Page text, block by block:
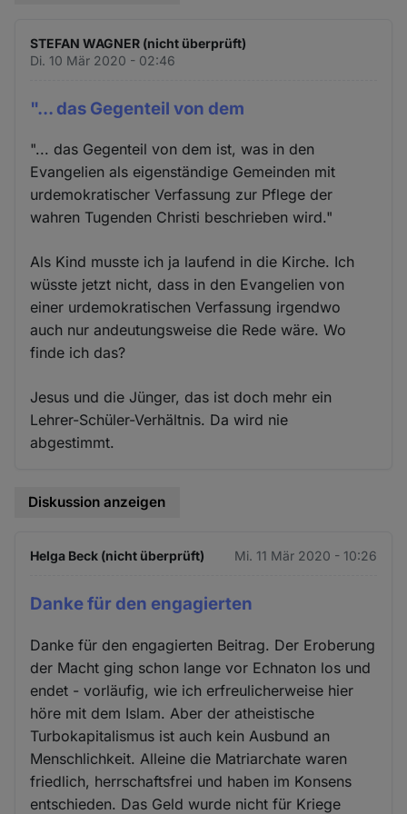
STEFAN WAGNER (nicht überprüft)
Di. 10 Mär 2020 - 02:46
"... das Gegenteil von dem
"... das Gegenteil von dem ist, was in den
Evangelien als eigenständige Gemeinden mit
urdemokratischer Verfassung zur Pflege der
wahren Tugenden Christi beschrieben wird."
Als Kind musste ich ja laufend in die Kirche. Ich
wüsste jetzt nicht, dass in den Evangelien von
einer urdemokratischen Verfassung irgendwo
auch nur andeutungsweise die Rede wäre. Wo
finde ich das?
Jesus und die Jünger, das ist doch mehr ein
Lehrer-Schüler-Verhältnis. Da wird nie
abgestimmt.
Diskussion anzeigen
Helga Beck (nicht überprüft) Mi. 11 Mär 2020 - 10:26
Danke für den engagierten
Danke für den engagierten Beitrag. Der Eroberung
der Macht ging schon lange vor Echnaton los und
endet - vorläufig, wie ich erfreulicherweise hier
höre mit dem Islam. Aber der atheistische
Turbokapitalismus ist auch kein Ausbund an
Menschlichkeit. Alleine die Matriarchate waren
friedlich, herrschaftsfrei und haben im Konsens
entschieden. Das Geld wurde nicht für Kriege